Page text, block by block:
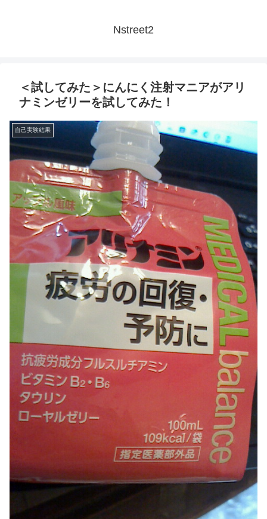
Nstreet2
＜試してみた＞にんにく注射マニアがアリ
ナミンゼリーを試してみた！
自己実験結果